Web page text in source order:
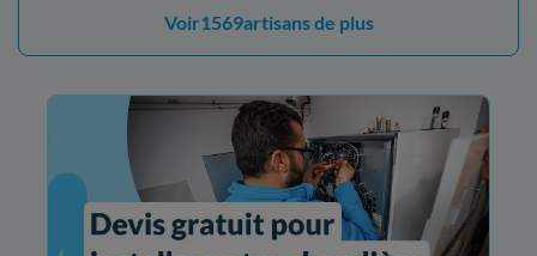
Voir1569artisans de plus